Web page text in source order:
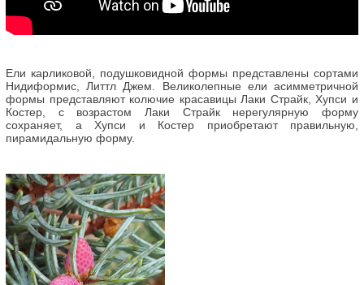
Ели карликовой, подушковидной формы представлены сортами
Нидиформис, Литтл Джем. Великолепные ели асимметричной
формы представляют колючие красавицы Лаки Страйк, Хупси и
Костер, с возрастом Лаки Страйк нерегулярную форму
сохраняет, а Хупси и Костер приобретают правильную,
пирамидальную форму.